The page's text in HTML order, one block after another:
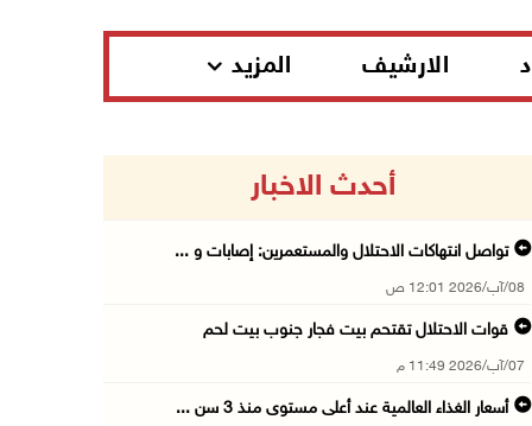
الارشيف المزيد
أحدث الاخبار
تواصل انتهاكات الاحتلال والمستعمرين: إصابات و ...
08/آب/2026 12:01 ص
قوات الاحتلال تقتحم بيت فجار جنوب بيت لحم
07/آب/2026 11:49 م
أسعار الغذاء العالمية عند أعلى مستوى منذ 3 سن ...